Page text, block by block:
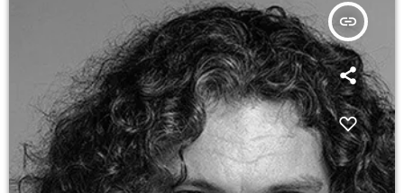
insert_link